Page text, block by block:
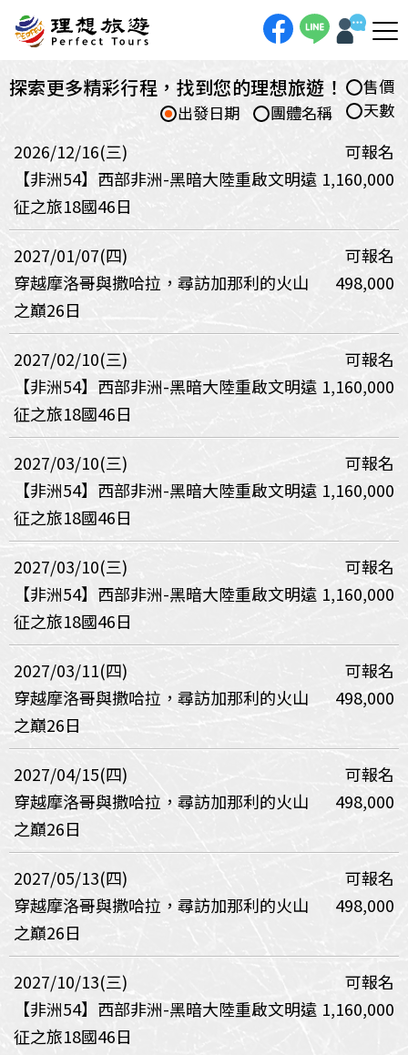
探索更多精彩行程，找到您的理想旅遊！
售價
天數
團體名稱
出發日期
2026/12/16(三)
可報名
【非洲54】西部非洲-黑暗大陸重啟文明遠
征之旅18國46日
1,160,000
2027/01/07(四)
可報名
穿越摩洛哥與撒哈拉，尋訪加那利的火山
之巔26日
498,000
2027/02/10(三)
可報名
【非洲54】西部非洲-黑暗大陸重啟文明遠
征之旅18國46日
1,160,000
2027/03/10(三)
可報名
【非洲54】西部非洲-黑暗大陸重啟文明遠
征之旅18國46日
1,160,000
2027/03/10(三)
可報名
【非洲54】西部非洲-黑暗大陸重啟文明遠
征之旅18國46日
1,160,000
2027/03/11(四)
可報名
穿越摩洛哥與撒哈拉，尋訪加那利的火山
之巔26日
498,000
2027/04/15(四)
可報名
穿越摩洛哥與撒哈拉，尋訪加那利的火山
之巔26日
498,000
2027/05/13(四)
可報名
穿越摩洛哥與撒哈拉，尋訪加那利的火山
之巔26日
498,000
2027/10/13(三)
可報名
【非洲54】西部非洲-黑暗大陸重啟文明遠
征之旅18國46日
1,160,000